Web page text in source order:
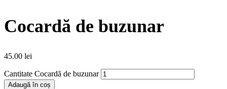
Cocardă de buzunar
45.00 lei
Cantitate Cocardă de buzunar
Adaugă în coș